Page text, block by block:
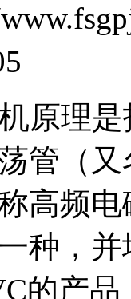
原理是
管（
高频
种，
的产